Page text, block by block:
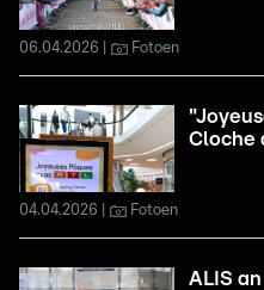
06.04.2026 Fotoen
Cloche
04.04.2026 Fotoen
ALIS